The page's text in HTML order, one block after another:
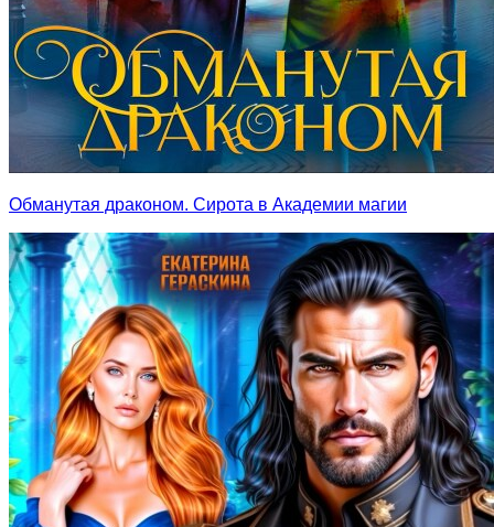
Обманутая драконом. Сирота в Академии магии